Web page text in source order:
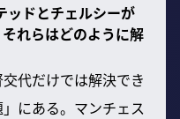
ッドとチェルシーが
れらはどのように解
代だけでは解決でき
にある。マンチェス